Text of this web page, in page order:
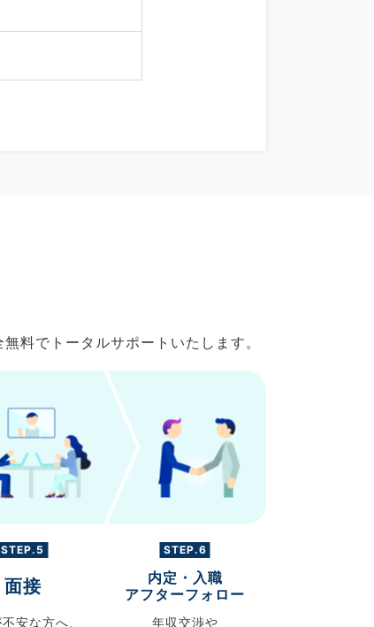
料でトータルサポートいたします。
STEP.5
面接
安な方へ、
STEP.6
内定・入職
アフターフォロー
年収交渉や